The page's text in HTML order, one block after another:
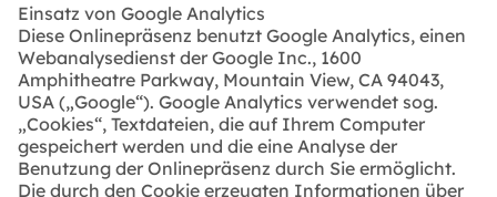
Einsatz von Google Analytics
Diese Onlinepräsenz benutzt Google Analytics, einen
Webanalysedienst der Google Inc., 1600
Amphitheatre Parkway, Mountain View, CA 94043,
USA („Google“). Google Analytics verwendet sog.
„Cookies“, Textdateien, die auf Ihrem Computer
gespeichert werden und die eine Analyse der
Benutzung der Onlinepräsenz durch Sie ermöglicht.
Die durch den Cookie erzeugten Informationen über